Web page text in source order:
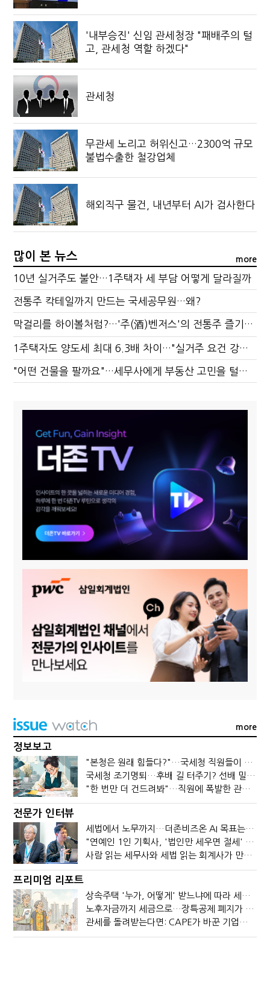
'내부승진' 신임 관세청장 "패배주의 털
고, 관세청 역할 하겠다"
관세청
무관세 노리고 허위신고…2300억 규모
불법수출한 철강업체
해외직구 물건, 내년부터 AI가 검사한다
많이 본 뉴스 more
10년 실거주도 불안…1주택자 세 부담 어떻게 달라질까
전통주 칵테일까지 만드는 국세공무원…왜?
막걸리를 하이볼처럼?…'주(酒)벤저스'의 전통주 즐기는 법
1주택자도 양도세 최대 6.3배 차이…"실거주 요건 강화하자"
"어떤 건물을 팔까요"…세무사에게 부동산 고민을 털어놓는 이유
more
정보보고
"본청은 원래 힘들다?"…국세청 직원들이 떠나는 이유
국세청 조기명퇴…후배 길 터주기? 선배 밀어내기?
"한 번만 더 건드려봐"…직원에 폭발한 관세청장, 왜?
전문가 인터뷰
세법에서 노무까지…더존비즈온 AI 목표는 '전문가의 시간'
"연예인 1인 기획사, '법인만 세우면 절세' 시대 끝났다"
사람 읽는 세무사와 세법 읽는 회계사가 만나면?
프리미엄 리포트
상속주택 '누가, 어떻게' 받느냐에 따라 세금이 달라진다
노후자금까지 세금으로…장특공제 폐지가 부를 조세의 역설
관세를 돌려받는다면: CAPE가 바꾼 기업의 현금흐름